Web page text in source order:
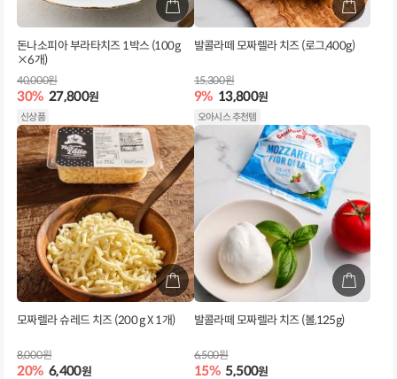
돈나소피아 부라타치즈 1박스 (100g
×6개)
30% 27,800원
40,000원
신상품
발콜라떼 모짜렐라 치즈 (로그,400g)
9% 13,800원
15,300원
오아시스 추천템
모짜렐라 슈레드 치즈 (200 g X 1개)
20% 6,400원
8,000원
발콜라떼 모짜렐라 치즈 (볼,125g)
15% 5,500원
6,500원